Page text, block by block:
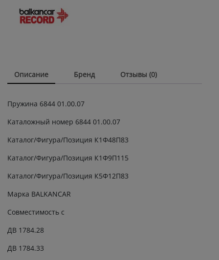
Описание Бренд Отзывы (0)
Пружина 6844 01.00.07
Каталожный номер 6844 01.00.07
Каталог/Фигура/Позиция К1Ф48П83
Каталог/Фигура/Позиция К1Ф9П115
Каталог/Фигура/Позиция К5Ф12П83
Марка BALKANCAR
Совместимость с
ДВ 1784.28
ДВ 1784.33